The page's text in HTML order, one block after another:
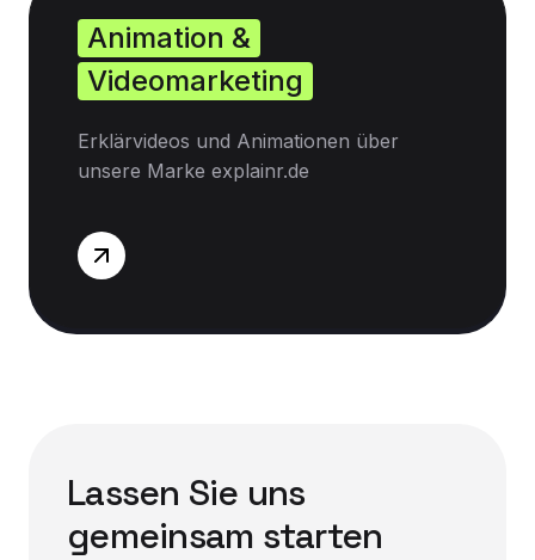
Animation &
Videomarketing
Erklärvideos und Animationen über
unsere Marke explainr.de
Lassen Sie uns
gemeinsam starten